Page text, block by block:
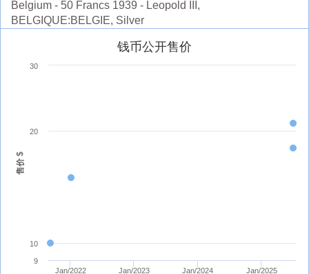
Belgium - 50 Francs 1939 - Leopold III,
BELGIQUE:BELGIE, Silver